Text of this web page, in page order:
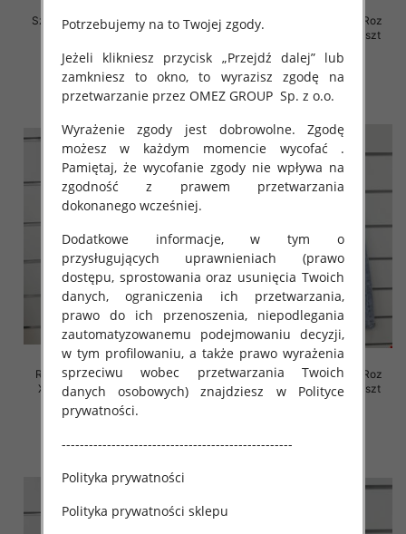
Szorty damskie jeansy Roz XS-
XL, 1 Kolor Paczka 10 szt
44.00 zł
szczegóły
Rybaczki damskie jeansy Roz
XS-XL, 1 Kolor Paczka 10 szt
54.00 zł
szczegóły
Rybaczki damskie jeansy Roz
XS-XL, 1 Kolor Paczka 10 szt
54.00 zł
Rybaczki damskie jeansy Roz
XS-XL, 1 Kolor Paczka 10 szt
Potrzebujemy na to Twojej zgody.
Jeżeli klikniesz przycisk „Przejdź dalej” lub
zamkniesz to okno, to wyrazisz zgodę na
przetwarzanie przez OMEZ GROUP Sp. z o.o.
Wyrażenie zgody jest dobrowolne. Zgodę
możesz w każdym momencie wycofać .
Pamiętaj, że wycofanie zgody nie wpływa na
zgodność z prawem przetwarzania
dokonanego wcześniej.
Dodatkowe informacje, w tym o
przysługujących uprawnieniach (prawo
dostępu, sprostowania oraz usunięcia Twoich
danych, ograniczenia ich przetwarzania,
prawo do ich przenoszenia, niepodlegania
zautomatyzowanemu podejmowaniu decyzji,
w tym profilowaniu, a także prawo wyrażenia
sprzeciwu wobec przetwarzania Twoich
danych osobowych) znajdziesz w Polityce
prywatności.
---------------------------------------------------
Polityka prywatności
Polityka prywatności sklepu